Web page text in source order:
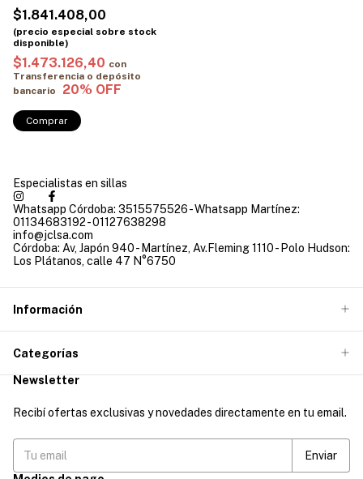
$1.841.408,00
$1.473.126,40 con
Transferencia o depósito
bancario
Comprar
Especialistas en sillas
Whatsapp Córdoba: 3515575526 - Whatsapp Martínez:
01134683192 - 01127638298
info@jclsa.com
Córdoba: Av, Japón 940 - Martínez, Av.Fleming 1110 - Polo Hudson:
Los Plátanos, calle 47 N°6750
Información
Categorías
Newsletter
Recibí ofertas exclusivas y novedades directamente en tu email.